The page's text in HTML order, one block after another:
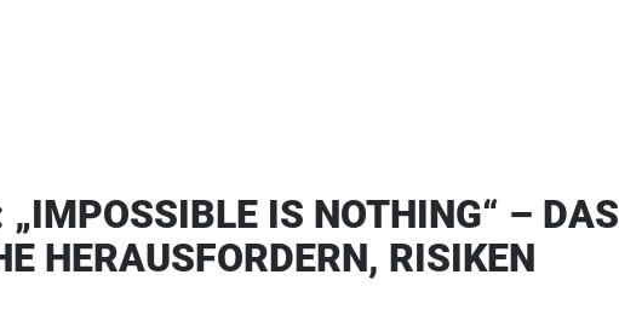
„IMPOSSIBLE IS NOTHING“ – DAS
HERAUSFORDERN, RISIKEN